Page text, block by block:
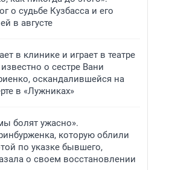
о судьбе Кузбасса и его
в августе
в клинике и играет в театре
о сестре Вани
оскандалившейся на
в «Лужниках»
болят ужасно».
которую облили
по указке бывшего,
о своем восстановлении